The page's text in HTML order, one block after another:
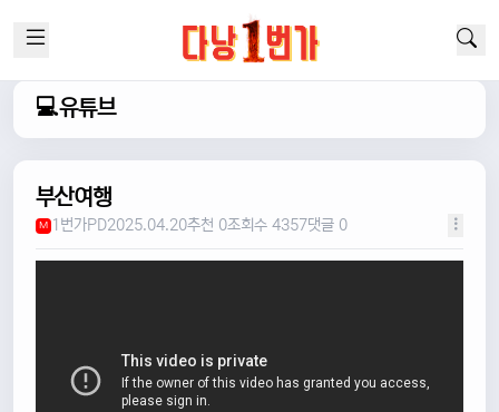
💻유튜브
부산여행
M 1번가PD2025.04.20추천 0조회수 4357댓글 0